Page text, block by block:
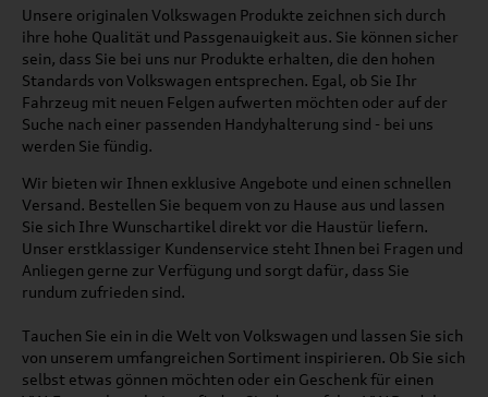
Unsere originalen Volkswagen Produkte zeichnen sich durch
ihre hohe Qualität und Passgenauigkeit aus. Sie können sicher
sein, dass Sie bei uns nur Produkte erhalten, die den hohen
Standards von Volkswagen entsprechen. Egal, ob Sie Ihr
Fahrzeug mit neuen Felgen aufwerten möchten oder auf der
Suche nach einer passenden Handyhalterung sind - bei uns
werden Sie fündig.
Wir bieten wir Ihnen exklusive Angebote und einen schnellen
Versand. Bestellen Sie bequem von zu Hause aus und lassen
Sie sich Ihre Wunschartikel direkt vor die Haustür liefern.
Unser erstklassiger Kundenservice steht Ihnen bei Fragen und
Anliegen gerne zur Verfügung und sorgt dafür, dass Sie
rundum zufrieden sind.
Tauchen Sie ein in die Welt von Volkswagen und lassen Sie sich
von unserem umfangreichen Sortiment inspirieren. Ob Sie sich
selbst etwas gönnen möchten oder ein Geschenk für einen